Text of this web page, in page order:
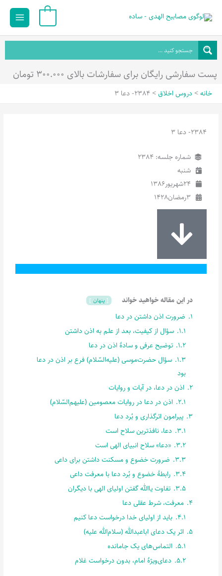
محتوا
Main
پست سفارشی رایگان برای سفارشات بالای ۳۰۰.۰۰۰ تومان
خانه دروس اخلاق 2384- دعا 3
2384- دعا 3
شماره جلسه: 2384
شنبه
24شهریور1386
3رمضان1428
در این مقاله خواهید خواند پنهان
1. ضرورت اذن داشتن در دعا
1.1. سؤال از کیفیت، بعد از علم به اذن داشتن
1.2. توضیح عرفی و سادۀ اذن در دعا
1.3. سؤال حضرت‌موسی (علیه‌السّلام) فرع بر اذن در دعا
بود
2. اذن در دعا، در آیات و روایات
2.1. اذن در دعا در روایات معصومین (علیهم‌السّلام)
3. پیرامون اثرگذاری و بُرد دعا
3.1. دعا، نافذترین سلاح است
3.2. «دعا» سلاح انبیای الهی است
3.3. ضرورت خضوع و مسکنت داشتن برای داعی
3.4. رابطۀ خضوع و بُرد دعا با معرفت داعی
3.5. تفاوت یاالله گفتن اولیای الهی با دیگران
4. معرفت، شرط عقلی دعا
4.1. باید از اولیای خدا درخواست دعا کنیم
5. اثر یک دعای اباعبدالله (سلام‌الله علیه)
5.1. التماس‌های یک جامانده
5.2. دعای‌ویژۀ امام، بدون درخواست غلام